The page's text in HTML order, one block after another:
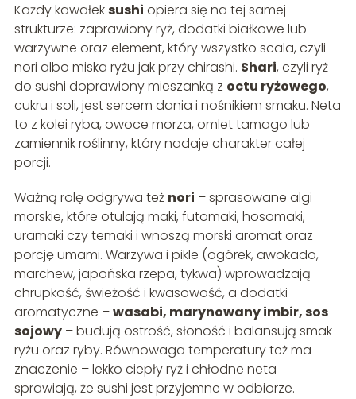
Każdy kawałeksushi opiera się na tej samej
strukturze: zaprawiony ryż, dodatki białkowe lub
warzywne oraz element, który wszystko scala, czyli
nori albo miska ryżu jak przy chirashi. Shari, czyli ryż
do sushi doprawiony mieszanką z octu ryżowego,
cukru i soli, jest sercem dania i nośnikiem smaku. Neta
to z kolei ryba, owoce morza, omlet tamago lub
zamiennik roślinny, który nadaje charakter całej
porcji.
Ważną rolę odgrywa też nori – sprasowane algi
morskie, które otulają maki, futomaki, hosomaki,
uramaki czy temaki i wnoszą morski aromat oraz
porcję umami. Warzywa i pikle (ogórek, awokado,
marchew, japońska rzepa, tykwa) wprowadzają
chrupkość, świeżość i kwasowość, a dodatki
aromatyczne –wasabi, marynowany imbir, sos
sojowy– budują ostrość, słoność i balansują smak
ryżu oraz ryby. Równowaga temperatury też ma
znaczenie – lekko ciepły ryż i chłodne neta
sprawiają, że sushi jest przyjemne w odbiorze.